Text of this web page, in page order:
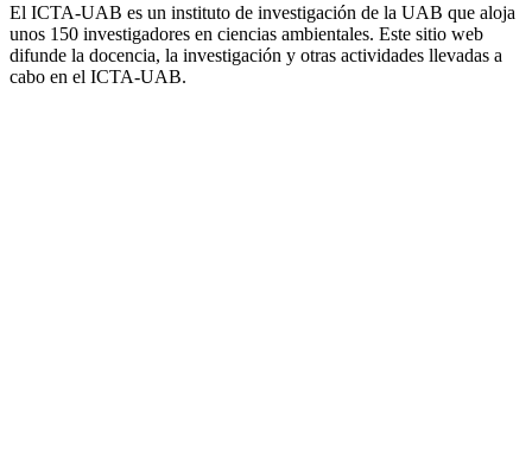
El ICTA-UAB es un instituto de investigación de la UAB que aloja
unos 150 investigadores en ciencias ambientales. Este sitio web
difunde la docencia, la investigación y otras actividades llevadas a
cabo en el ICTA-UAB.